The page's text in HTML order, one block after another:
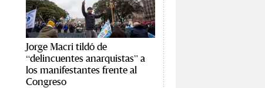
Jorge Macri tildó de
“delincuentes anarquistas” a
los manifestantes frente al
Congreso